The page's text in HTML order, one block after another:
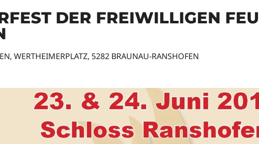
DER FREIWILLIGEN
WERTHEIMERPLATZ, 5282 BRAUNAU-RANSHOFEN